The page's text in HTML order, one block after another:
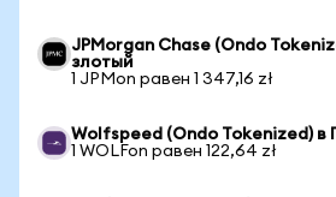
JPMorgan Chase (Ondo
злотый
1 JPMon равен 1 347,16 zł
Wolfspeed (Ondo Tokenized) в
1 WOLFon равен 122,64 zł